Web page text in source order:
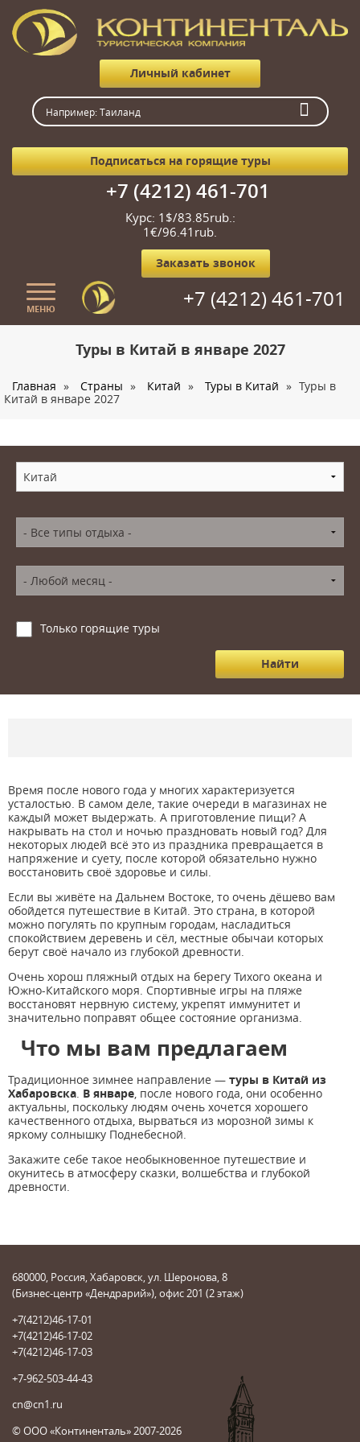
Личный кабинет
Подписаться на горящие туры
+7 (4212) 461-701
Курс: 1$/83.85rub.:
1€/96.41rub.
Заказать звонок
МЕНЮ +7 (4212) 461-701
Страны
Туристам
Корпоративное обслуживание
Контакты
Туры в Китай в январе 2027
Главная » Страны » Китай » Туры в Китай » Туры в
Китай в январе 2027
Только горящие туры
Время после нового года у многих характеризуется
усталостью. В самом деле, такие очереди в магазинах не
каждый может выдержать. А приготовление пищи? А
накрывать на стол и ночью праздновать новый год? Для
некоторых людей всё это из праздника превращается в
напряжение и суету, после которой обязательно нужно
восстановить своё здоровье и силы.
Если вы живёте на Дальнем Востоке, то очень дёшево вам
обойдется путешествие в Китай. Это страна, в которой
можно погулять по крупным городам, насладиться
спокойствием деревень и сёл, местные обычаи которых
берут своё начало из глубокой древности.
Очень хорош пляжный отдых на берегу Тихого океана и
Южно-Китайского моря. Спортивные игры на пляже
восстановят нервную систему, укрепят иммунитет и
значительно поправят общее состояние организма.
Что мы вам предлагаем
Традиционное зимнее направление — туры в Китай из
Хабаровска. В январе, после нового года, они особенно
актуальны, поскольку людям очень хочется хорошего
качественного отдыха, вырваться из морозной зимы к
яркому солнышку Поднебесной.
Закажите себе такое необыкновенное путешествие и
окунитесь в атмосферу сказки, волшебства и глубокой
древности.
680000, Россия, Хабаровск, ул. Шеронова, 8
(Бизнес-центр «Дендрарий»), офис 201 (2 этаж)
+7(4212)46-17-01
+7(4212)46-17-02
+7(4212)46-17-03
+7-962-503-44-43
cn@cn1.ru
© ООО «Континенталь» 2007-2026